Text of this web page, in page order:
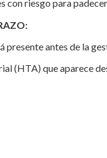
con riesgo para
antes de la
(HTA) que aparece